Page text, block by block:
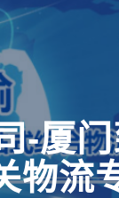
-厦
物流